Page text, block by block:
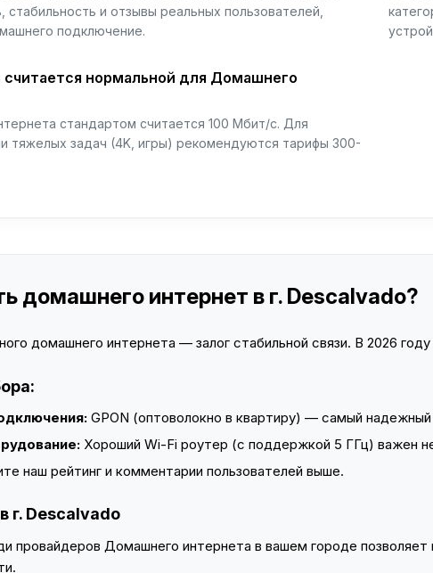
стабильность и отзывы реальных пользователей,
подключение.
считается нормальной для Домашнего
стандартом считается 100 Мбит/с. Для
тяжелых задач (4K, игры) рекомендуются тарифы 300-
домашнего интернет в г. Descalvado?
домашнего интернета — залог стабильной связи. В 2026
GPON (оптоволокно в квартиру) — самый
Хороший Wi-Fi роутер (с поддержкой 5 ГГц) важен
наш рейтинг и комментарии пользователей выше.
г. Descalvado
провайдеров Домашнего интернета в вашем городе